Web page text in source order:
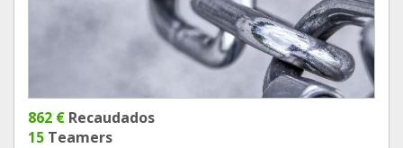
862 € Recaudados
15 Teamers